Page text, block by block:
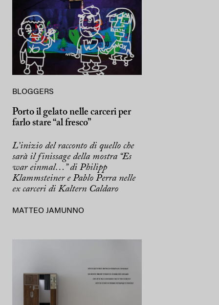
BLOGGERS
Porto il gelato nelle carceri per
farlo stare “al fresco”
L’inizio del racconto di quello che
sarà il finissage della mostra “Es
war einmal…” di Philipp
Klammsteiner e Pablo Perra nelle
ex carceri di Kaltern Caldaro
MATTEO JAMUNNO